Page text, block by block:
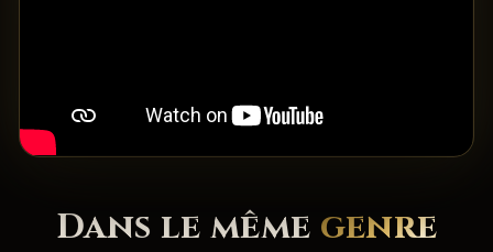
Dans le même genre